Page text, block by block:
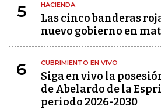
5 HACIENDA
Las cinco banderas
nuevo gobierno en
6 CUBRIMIENTO EN VIVO
Siga en vivo la
de Abelardo de la
periodo 2026-2030